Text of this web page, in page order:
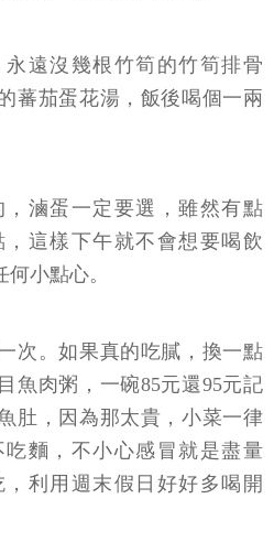
遠沒幾根竹筍的竹筍排骨
蕃茄蛋花湯，飯後喝個一兩
滷蛋一定要選，雖然有點
這樣下午就不會想要喝飲
小點心。
次。如果真的吃膩，換一點
魚肉粥，一碗85元還95元記
肚，因為那太貴，小菜一律
麵，不小心感冒就是盡量
利用週末假日好好多喝開